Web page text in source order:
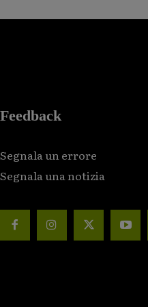
Feedback
Segnala un errore
Segnala una notizia